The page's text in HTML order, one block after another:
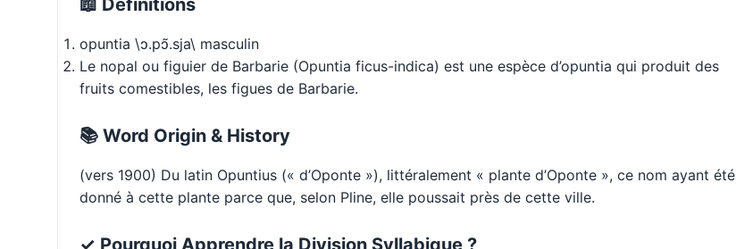
📖 Definitions
opuntia \ɔ.pɔ̃.sja\ masculin
Le nopal ou figuier de Barbarie (Opuntia ficus-indica) est une espèce d’opuntia qui produit des
fruits comestibles, les figues de Barbarie.
📚 Word Origin & History
(vers 1900) Du latin Opuntius (« d’Oponte »), littéralement « plante d’Oponte », ce nom ayant été
donné à cette plante parce que, selon Pline, elle poussait près de cette ville.
✓ Pourquoi Apprendre la Division Syllabique ?